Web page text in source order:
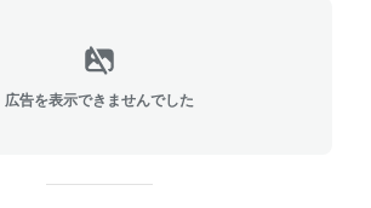
広告を表示できませんでした